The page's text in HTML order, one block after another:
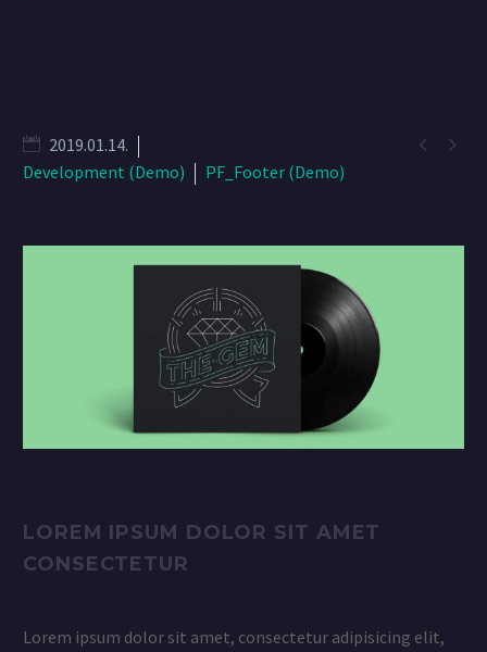
 
2019.01.14.
Development (Demo)
PF_Footer (Demo)
LOREM IPSUM DOLOR SIT AMET
CONSECTETUR
Lorem ipsum dolor sit amet, consectetur adipisicing elit,